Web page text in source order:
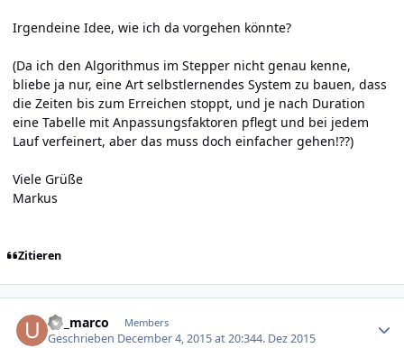
Irgendeine Idee, wie ich da vorgehen könnte?
(Da ich den Algorithmus im Stepper nicht genau kenne,
bliebe ja nur, eine Art selbstlernendes System zu bauen, dass
die Zeiten bis zum Erreichen stoppt, und je nach Duration
eine Tabelle mit Anpassungsfaktoren pflegt und bei jedem
Lauf verfeinert, aber das muss doch einfacher gehen!??)
Viele Grüße
Markus
Zitieren
ub_marco Members
Geschrieben December 4, 2015 at 20:344. Dez 2015